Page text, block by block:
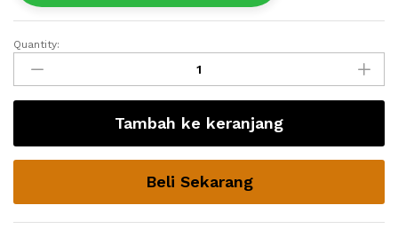
Nakas
Modern
Minimalis
Bacca
Quantity:
Tambah ke keranjang
Beli Sekarang